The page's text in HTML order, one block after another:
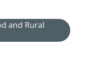
and Rural